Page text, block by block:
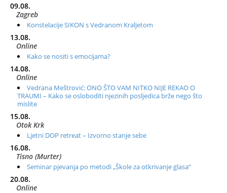
09.08.
Zagreb
Konstelacije SIKON s Vedranom Kraljetom
13.08.
Online
Kako se nositi s emocijama?
14.08.
Online
Vedrana Meštrović: ONO ŠTO VAM NITKO NIJE REKAO O
TRAUMI – Kako se osloboditi njezinih posljedica brže nego što
mislite
15.08.
Otok Krk
Ljetni DOP retreat – Izvorno stanje sebe
16.08.
Tisno (Murter)
Seminar pjevanja po metodi „Škole za otkrivanje glasa“
20.08.
Online